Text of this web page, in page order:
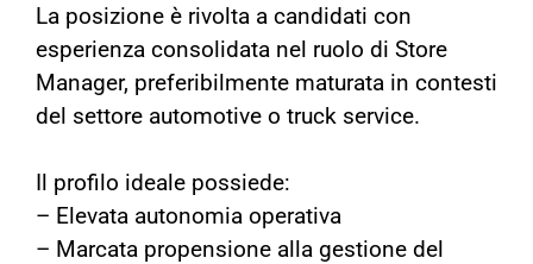
La posizione è rivolta a candidati con
esperienza consolidata nel ruolo di Store
Manager, preferibilmente maturata in contesti
del settore automotive o truck service.
Il profilo ideale possiede:
– Elevata autonomia operativa
– Marcata propensione alla gestione del